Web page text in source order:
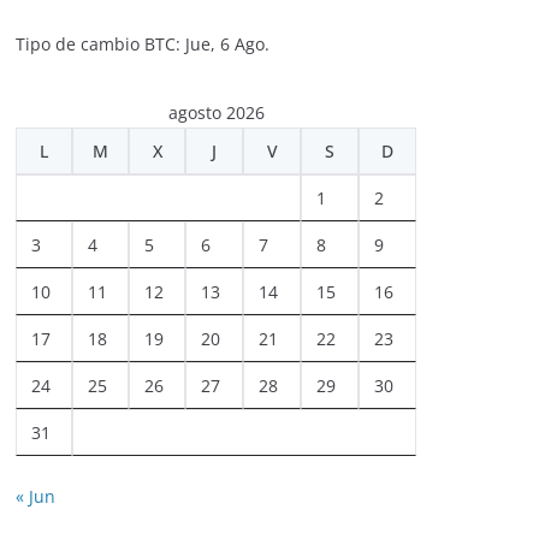
Tipo de cambio BTC: Jue, 6 Ago.
agosto 2026
L
M X J V S D
1 2
3 4 5 6 7 8 9
10 11 12 13 14 15 16
17 18 19 20 21 22 23
24 25 26 27 28 29 30
31
« Jun